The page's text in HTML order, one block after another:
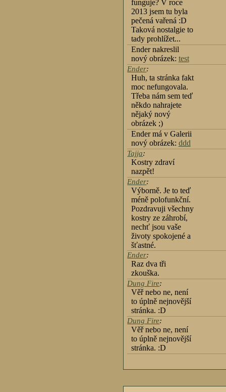
funguje? V roce
2013 jsem tu byla
pečená vařená :D
Taková nostalgie to
tady prohlížet...
Ender nakreslil
nový obrázek: test
Ender:
Huh, ta stránka fakt
moc nefungovala.
Třeba nám sem teď
někdo nahrajete
nějaký nový
obrázek ;)
Ender má v Galerii
nový obrázek: ddd
Tajja:
Kostry zdraví
nazpět!
Ender:
Výborně. Je to teď
méně polofunkční.
Pozdravuji všechny
kostry ze záhrobí,
nechť jsou vaše
životy spokojené a
šťastné.
Ender:
Raz dva tři
zkouška.
Dung Fire:
Věř nebo ne, není
to úplně nejnovější
stránka. :D
Dung Fire:
Věř nebo ne, není
to úplně nejnovější
stránka. :D